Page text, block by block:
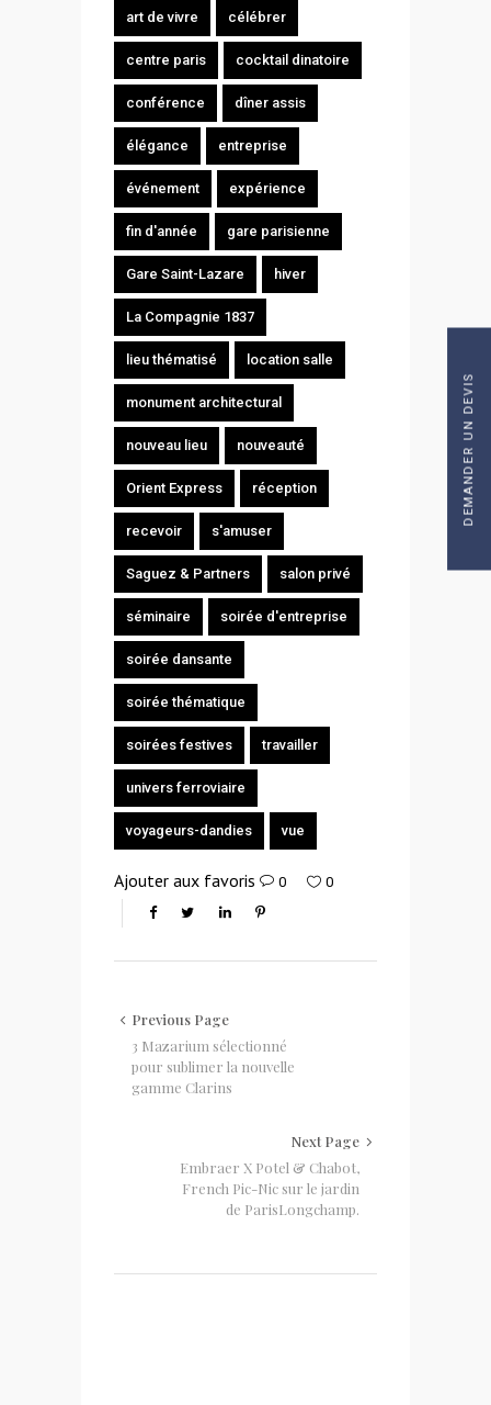
DEMANDER UN DEVIS
art de vivre célébrer
centre paris cocktail dinatoire
conférence dîner assis
élégance entreprise
événement expérience
fin d'année gare parisienne
Gare Saint-Lazare hiver
La Compagnie 1837
lieu thématisé location salle
monument architectural
nouveau lieu nouveauté
Orient Express réception
recevoir s'amuser
Saguez & Partners salon privé
séminaire soirée d'entreprise
soirée dansante
soirée thématique
soirées festives travailler
univers ferroviaire
voyageurs-dandies vue
Ajouter aux favoris 0 0
Previous Page
3 Mazarium sélectionné
pour sublimer la nouvelle
gamme Clarins
Next Page
Embraer X Potel & Chabot,
French Pic-Nic sur le jardin
de ParisLongchamp.